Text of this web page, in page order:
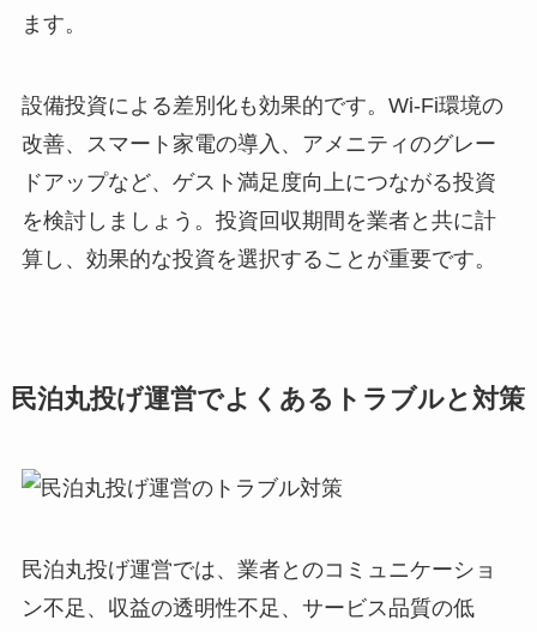
ます。
設備投資による差別化も効果的です。Wi-Fi環境の
改善、スマート家電の導入、アメニティのグレー
ドアップなど、ゲスト満足度向上につながる投資
を検討しましょう。投資回収期間を業者と共に計
算し、効果的な投資を選択することが重要です。
民泊丸投げ運営でよくあるトラブルと対策
民泊丸投げ運営では、業者とのコミュニケーショ
ン不足、収益の透明性不足、サービス品質の低